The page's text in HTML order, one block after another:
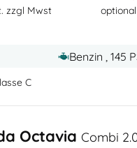
zzgl Mwst
Benzin , 145
C
Octavia Combi